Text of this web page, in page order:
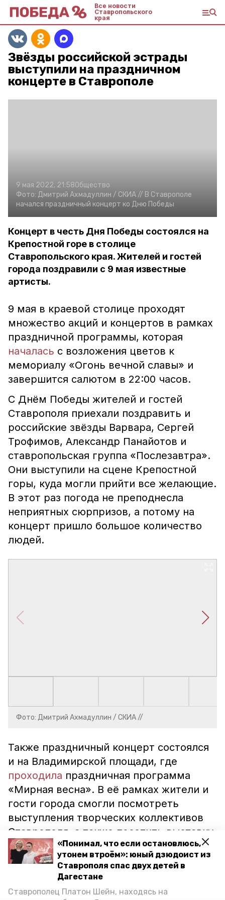
«Понимал, что если остановлюсь,
утонем втроём»: юный дзюдоист из
Ставрополя спас двух детей в
Дагестане
Ставрополец Платон Шейн, находясь на
Все новости
Ставропольского
края
Звёзды российской эстрады
выступили на праздничном
концерте в Ставрополе
9 мая 2022, 21:58Общество
Фото: Дмитрий Ахмадуллин / СКИА // В Ставрополе
начался праздничный концерт ко Дню Победы
Концерт в честь Дня Победы состоялся на
Крепостной горе в столице
Ставропольского края. Жителей и гостей
города поздравили с 9 мая известные
артисты.
9 мая в краевой столице проходят
множество акций и концертов в рамках
праздничной программы, которая
началась с возложения цветов к
мемориалу «Огонь вечной славы» и
завершится салютом в 22:00 часов.
С Днём Победы жителей и гостей
Ставрополя приехали поздравить и
российские звёзды Варвара, Сергей
Трофимов, Александр Панайотов и
ставропольская группа «Послезавтра».
Они выступили на сцене Крепостной
горы, куда могли прийти все желающие.
В этот раз погода не преподнесла
неприятных сюрпризов, а потому на
концерт пришло большое количество
людей.
Фото: Дмитрий Ахмадуллин / СКИА //
Также праздничный концерт состоялся
и на Владимирской площади, где
проходила праздничная программа
«Мирная весна». В её рамках жители и
гости города смогли посмотреть
выступления творческих коллективов
Ставрополя, а также посетить выставку
ретро автомобилей, различные мастер-
классы и принять участие в
интеллектуальной тематической игре.